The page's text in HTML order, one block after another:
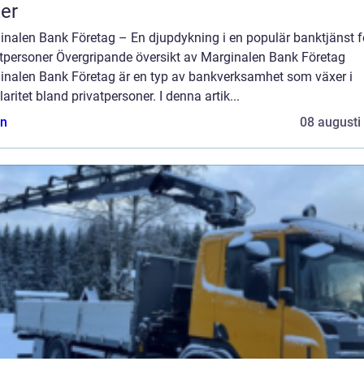
Bank Företag – En djupdykning i en populär banktjänst
Övergripande översikt av Marginalen Bank Företag
Bank Företag är en typ av bankverksamhet som växer i
bland privatpersoner. I denna artik...
08 augusti